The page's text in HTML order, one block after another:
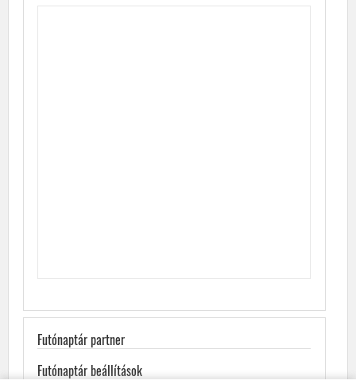
Futónaptár partner
Futónaptár beállítások